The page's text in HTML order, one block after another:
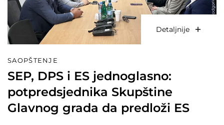
Detaljnije
SAOPŠTENJE
SEP, DPS i ES jednoglasno:
potpredsjednika Skupštine
Glavnog grada da predloži ES